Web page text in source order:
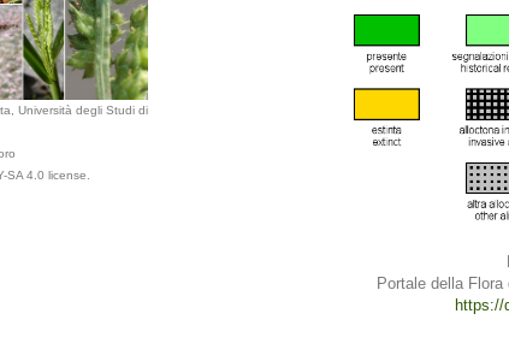
Università degli Studi di
SA 4.0 license.
Portale della
https://